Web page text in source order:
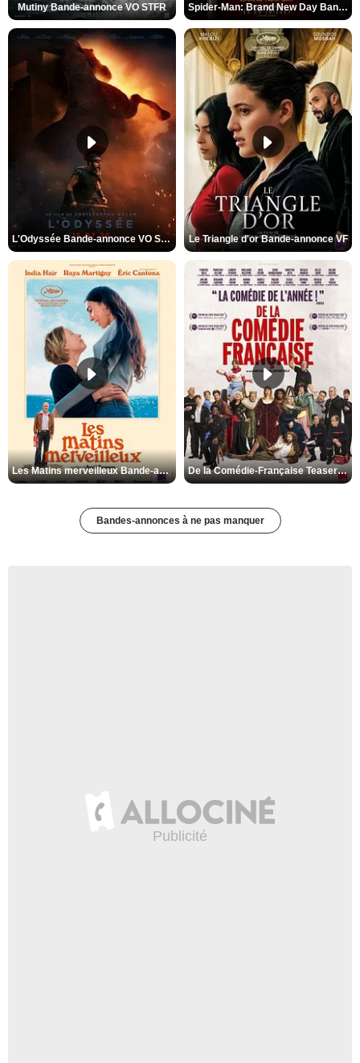
Mutiny Bande-annonce VO STFR Spider-Man: Brand New Day Bande-annonce VO STFR
L'Odyssée Bande-annonce VO STFR Le Triangle d'or Bande-annonce VF
Les Matins merveilleux Bande-annonce VF De la Comédie-Française Teaser VF
Bandes-annonces à ne pas manquer